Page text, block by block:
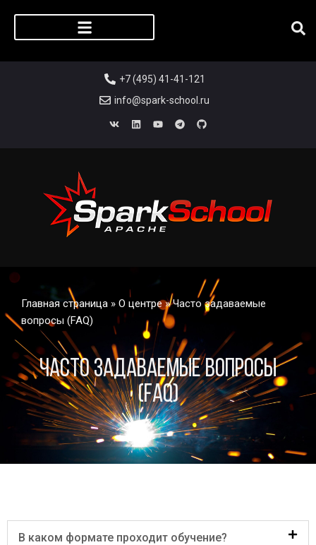
+7 (495) 41-41-121
info@spark-school.ru
Главная страница » О центре»Часто задаваемые
вопросы (FAQ)
Часто задаваемые вопросы
(FAQ)
В каком формате проходит обучение?